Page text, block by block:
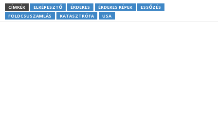
CÍMKÉK ELKÉPESZTŐ ÉRDEKES ÉRDEKES KÉPEK
ESSŐZÉS
FÖLDCSUSZAMLÁS
KATASZTRÓFA USA